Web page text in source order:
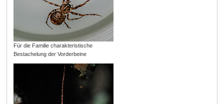
Für die Familie charakteristische
Bestachelung der Vorderbeine